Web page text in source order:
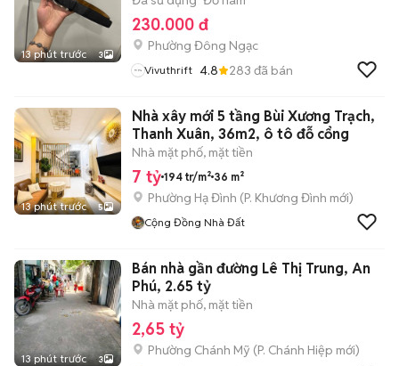
13 phút trước 3
230.000 đ
Phường Đông Ngạc
Vivuthrift 4.8 283 đã bán
13 phút trước 5
Nhà xây mới 5 tầng Bùi Xương Trạch,
Thanh Xuân, 36m2, ô tô đỗ cổng
Nhà mặt phố, mặt tiền
7 tỷ 194 tr/m² 36 m²
Phường Hạ Đình (P. Khương Đình mới)
Cộng Đồng Nhà Đất
13 phút trước 3
Bán nhà gần đường Lê Thị Trung, An
Phú, 2.65 tỷ
Nhà mặt phố, mặt tiền
2,65 tỷ
Phường Chánh Mỹ (P. Chánh Hiệp mới)